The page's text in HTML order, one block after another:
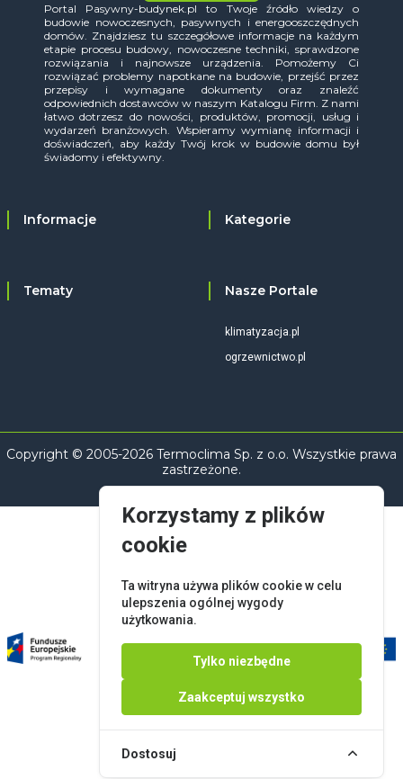
Portal Pasywny-budynek.pl to Twoje źródło wiedzy o
budowie nowoczesnych, pasywnych i energooszczędnych
domów. Znajdziesz tu szczegółowe informacje na każdym
etapie procesu budowy, nowoczesne techniki, sprawdzone
rozwiązania i najnowsze urządzenia. Pomożemy Ci
rozwiązać problemy napotkane na budowie, przejść przez
przepisy i wymagane dokumenty oraz znaleźć
odpowiednich dostawców w naszym Katalogu Firm. Z nami
łatwo dotrzesz do nowości, produktów, promocji, usług i
wydarzeń branżowych. Wspieramy wymianę informacji i
doświadczeń, aby każdy Twój krok w budowie domu był
świadomy i efektywny.
Informacje Kategorie
Tematy Nasze Portale
klimatyzacja.pl
ogrzewnictwo.pl
Copyright © 2005-2026 Termoclima Sp. z o.o. Wszystkie prawa
zastrzeżone.
Korzystamy z plików
cookie
Ta witryna używa plików cookie w celu
ulepszenia ogólnej wygody
użytkowania.
Tylko niezbędne
Zaakceptuj wszystko
Dostosuj